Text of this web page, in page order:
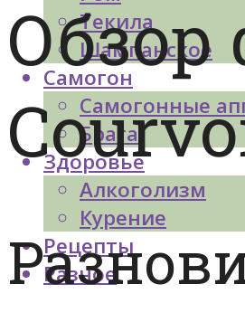
Текила
Шампанское
Самогон
Самогонные
Брага
Здоровье
Алкоголизм
Курение
Рецепты
Разное
Обзор